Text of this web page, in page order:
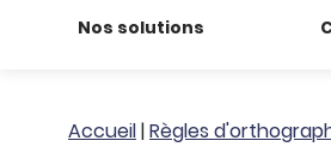
Nos solutions
Particuliers
Toutes nos
ressources
Conjugaison
Accueil|Règles